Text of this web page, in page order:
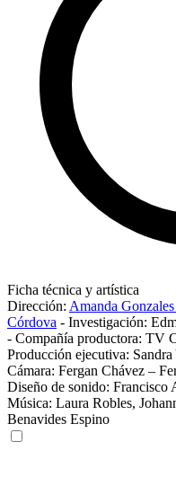
Ficha técnica y artística
Dirección: Amanda
Córdova - Investigación:
- Compañía productora: TV
Producción ejecutiva:
Cámara: Fergan Chávez –
Diseño de sonido: Francisco
Música: Laura Robles,
Benavides Espino